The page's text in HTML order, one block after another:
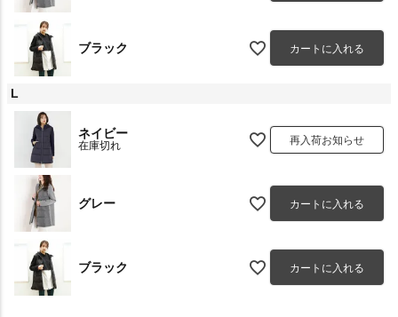
ブラック カートに入れる
L
ネイビー
在庫切れ 再入荷お知らせ
グレー カートに入れる
ブラック カートに入れる